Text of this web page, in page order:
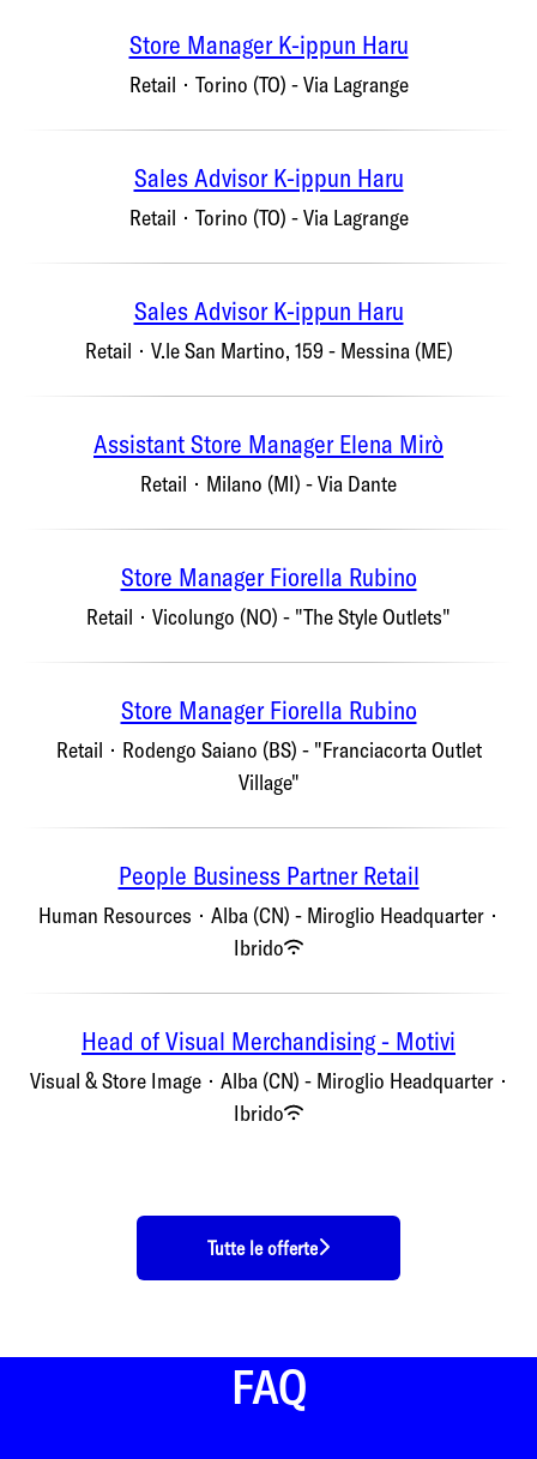
Store Manager K-ippun Haru
Retail · Torino (TO) - Via Lagrange
Sales Advisor K-ippun Haru
Retail · Torino (TO) - Via Lagrange
Sales Advisor K-ippun Haru
Retail · V.le San Martino, 159 - Messina (ME)
Assistant Store Manager Elena Mirò
Retail · Milano (MI) - Via Dante
Store Manager Fiorella Rubino
Retail · Vicolungo (NO) - "The Style Outlets"
Store Manager Fiorella Rubino
Retail · Rodengo Saiano (BS) - "Franciacorta Outlet
Village"
People Business Partner Retail
Human Resources · Alba (CN) - Miroglio Headquarter ·
Ibrido
Head of Visual Merchandising - Motivi
Visual & Store Image · Alba (CN) - Miroglio Headquarter ·
Ibrido
Tutte le offerte
FAQ